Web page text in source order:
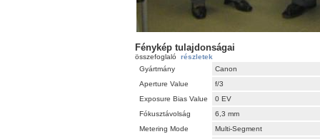
Fénykép tulajdonságai
összefoglaló részletek
Gyártmány
Canon
Aperture Value
f/3
Exposure Bias Value
0 EV
Fókusztávolság
6,3 mm
Metering Mode
Multi-Segment